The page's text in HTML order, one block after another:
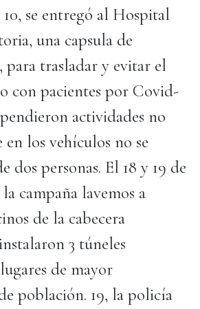
se entregó al Hospital
una capsula de
para trasladar y evitar el
con pacientes por Covid-
actividades no
en los vehículos no se
dos personas. El 18 y 19 de
campaña lavemos a
de la cabecera
3 túneles
de mayor
población. 19, la policía